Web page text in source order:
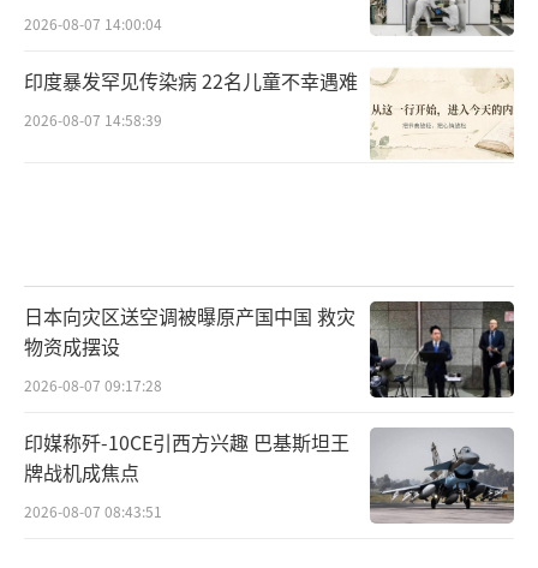
2026-08-07 14:00:04
印度暴发罕见传染病 22名儿童不幸遇难
2026-08-07 14:58:39
日本向灾区送空调被曝原产国中国 救灾
物资成摆设
2026-08-07 09:17:28
印媒称歼-10CE引西方兴趣 巴基斯坦王
牌战机成焦点
2026-08-07 08:43:51